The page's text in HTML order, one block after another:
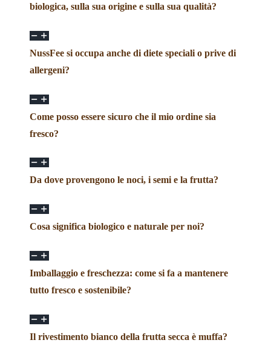
biologica, sulla sua origine e sulla sua qualità?
NussFee si occupa anche di diete speciali o prive di
allergeni?
Come posso essere sicuro che il mio ordine sia
fresco?
Da dove provengono le noci, i semi e la frutta?
Cosa significa biologico e naturale per noi?
Imballaggio e freschezza: come si fa a mantenere
tutto fresco e sostenibile?
Il rivestimento bianco della frutta secca è muffa?